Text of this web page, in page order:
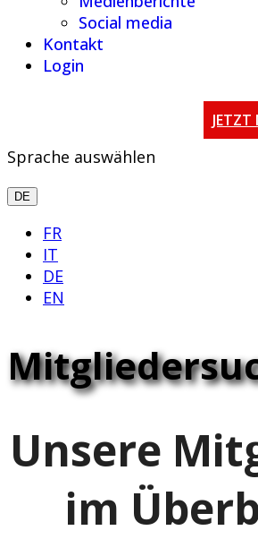
Social media
Kontakt
Login
JETZT
Sprache auswählen
DE
FR
IT
DE
EN
Unsere
im